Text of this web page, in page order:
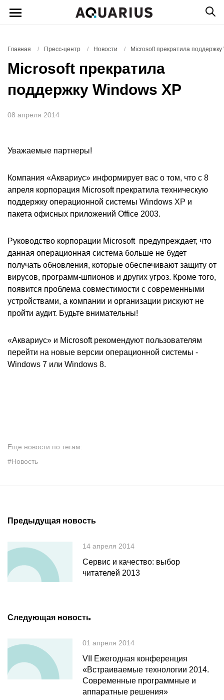
Главная / Пресс-центр / Новости / Microsoft прекратила
Microsoft прекратила
поддержку Windows XP
08 апреля 2014
Уважаемые партнеры!
Компания «Аквариус» информирует вас о том, что с 8
апреля корпорация Microsoft прекратила техническую
поддержку операционной системы Windows XP и
пакета офисных приложений Office 2003.
Руководство корпорации Microsoft предупреждает, что
данная операционная система больше не будет
получать обновления, которые обеспечивают защиту от
вирусов, программ-шпионов и других угроз. Кроме того,
появится проблема совместимости с современными
устройствами, а компании и организации рискуют не
пройти аудит. Будьте внимательны!
«Аквариус» и Microsoft рекомендуют пользователям
перейти на новые версии операционной системы -
Windows 7 или Windows 8.
Еще новости по тегам:
#Новость
Предыдущая новость
14 апреля 2014
Сервис и качество: выбор
читателей 2013
Следующая новость
01 апреля 2014
VII Ежегодная конференция
«Встраиваемые технологии 2014.
Современные программные и
аппаратные решения»